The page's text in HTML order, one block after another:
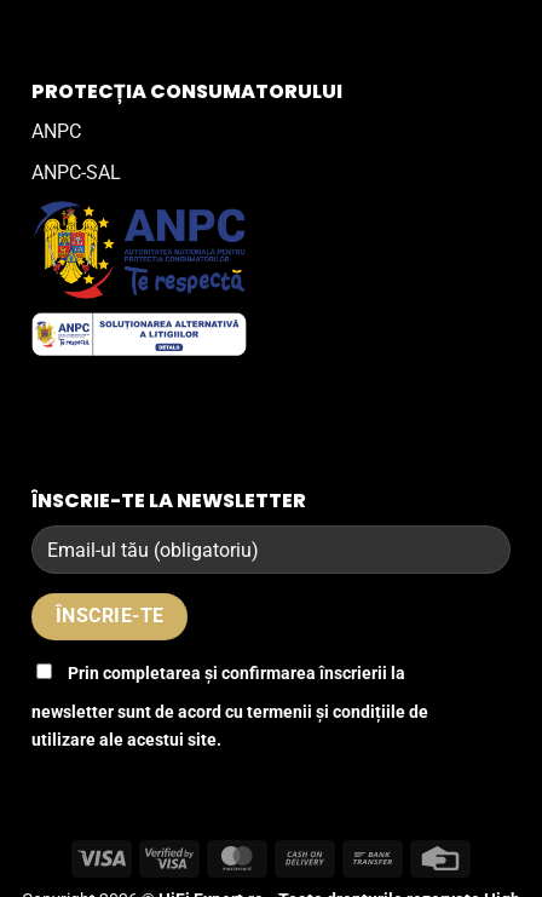
PROTECȚIA CONSUMATORULUI
ANPC
ANPC-SAL
ÎNSCRIE-TE LA NEWSLETTER
Prin completarea și confirmarea înscrierii la
newsletter sunt de acord cu termenii și condițiile de
utilizare ale acestui site.
Visa
Visa
MasterCardCash
Bank